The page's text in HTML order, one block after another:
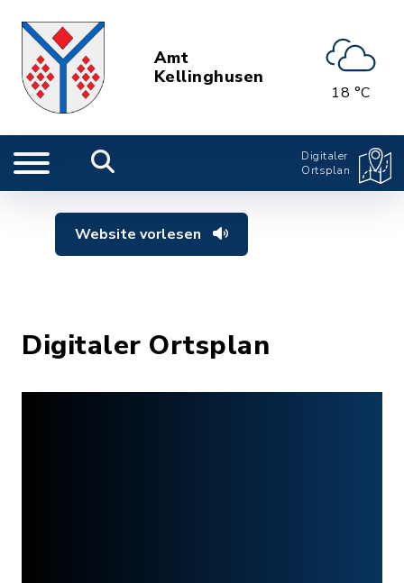
Amt
Kellinghusen
18 °C
Digitaler
Ortsplan
Website vorlesen
Digitaler Ortsplan